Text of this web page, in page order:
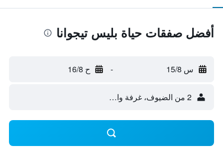
أفضل صفقات حياة بليس تيجوانا
س 15/8 - ح 16/8
2 من الضيوف، غرفة واحدة